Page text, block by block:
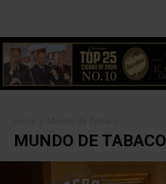
MUNDO DE TABACO